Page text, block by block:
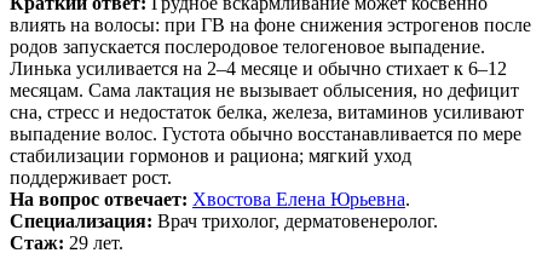
влиять на волосы: при ГВ на фоне снижения эстрогенов после
родов запускается послеродовое телогеновое выпадение.
Линька усиливается на 2–4 месяце и обычно стихает к 6–12
месяцам. Сама лактация не вызывает облысения, но дефицит
сна, стресс и недостаток белка, железа, витаминов усиливают
выпадение волос. Густота обычно восстанавливается по мере
стабилизации гормонов и рациона; мягкий уход
поддерживает рост.
На вопрос отвечает: Хвостова Елена Юрьевна.
Специализация: Врач трихолог, дерматовенеролог.
Стаж: 29 лет.